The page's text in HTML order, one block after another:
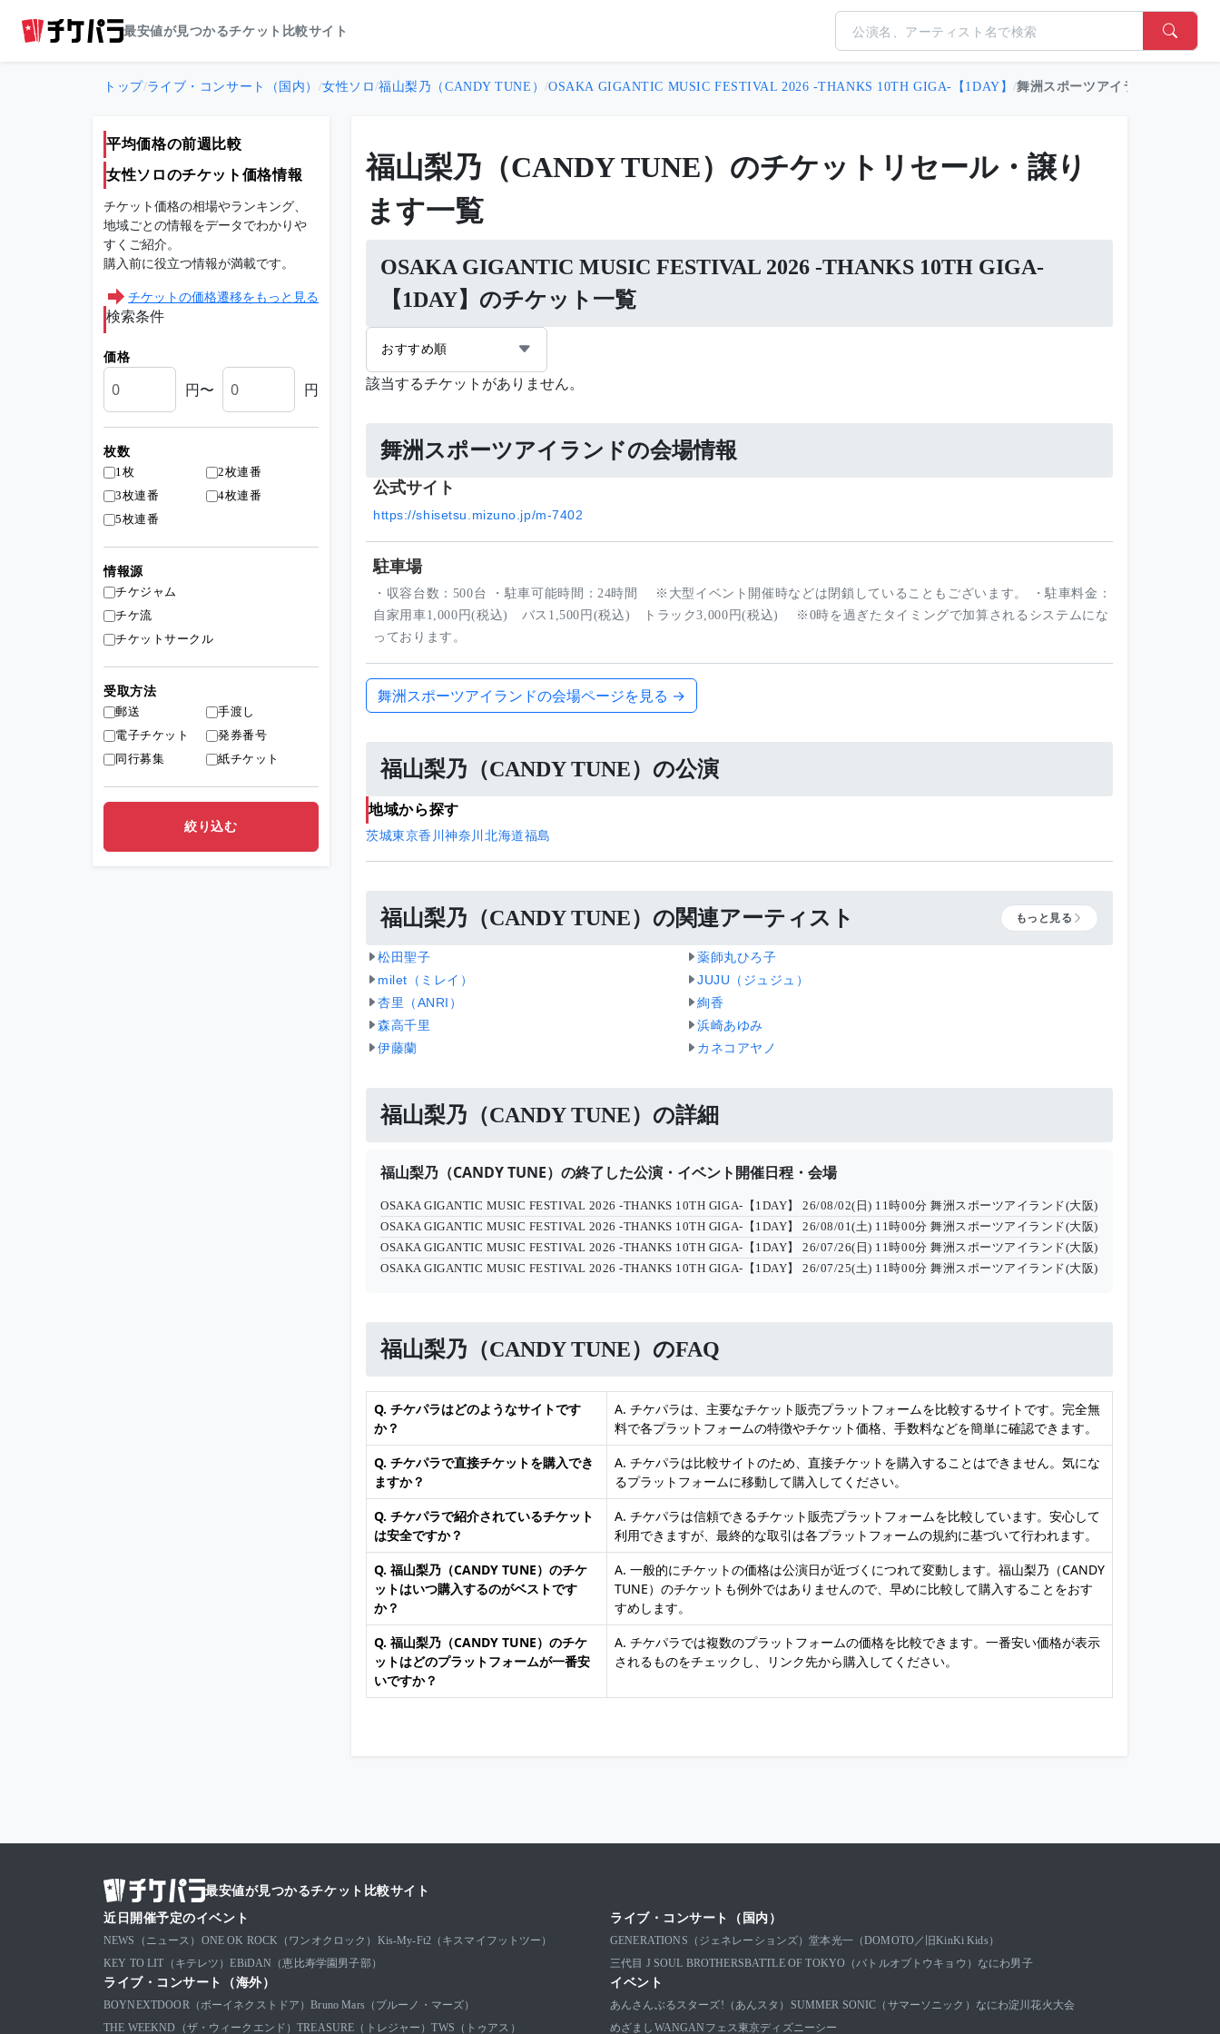
最安値が見つかるチケット比較サイト
トップ/ライブ・コンサート（国内） /女性ソロ/福山梨乃（CANDY TUNE）/OSAKA GIGANTIC MUSIC FESTIVAL 2026 -THANKS 10TH GIGA-【1DAY】/舞洲スポーツアイランド 26/07/
福山梨乃（CANDY TUNE）のチケットリセール・譲り
ます一覧
OSAKA GIGANTIC MUSIC FESTIVAL 2026 -THANKS 10TH GIGA-
【1DAY】のチケット一覧
おすすめ順
該当するチケットがありません。
舞洲スポーツアイランドの会場情報
公式サイト
https://shisetsu.mizuno.jp/m-7402
駐車場
・収容台数：500台 ・駐車可能時間：24時間 ※大型イベント開催時などは閉鎖していることもございます。 ・駐車料金：
自家用車1,000円(税込) バス1,500円(税込) トラック3,000円(税込) ※0時を過ぎたタイミングで加算されるシステムにな
っております。
舞洲スポーツアイランドの会場ページを見る →
福山梨乃（CANDY TUNE）の公演
地域から探す
茨城東京香川神奈川北海道福島
福山梨乃（CANDY TUNE）の関連アーティスト もっと見る
松田聖子
薬師丸ひろ子
milet（ミレイ）
JUJU（ジュジュ）
杏里（ANRI）
絢香
森高千里
浜崎あゆみ
伊藤蘭
カネコアヤノ
福山梨乃（CANDY TUNE）の詳細
福山梨乃（CANDY TUNE）の終了した公演・イベント開催日程・会場
OSAKA GIGANTIC MUSIC FESTIVAL 2026 -THANKS 10TH GIGA-【1DAY】 26/08/02(日) 11時00分 舞洲スポーツアイランド(大阪)
OSAKA GIGANTIC MUSIC FESTIVAL 2026 -THANKS 10TH GIGA-【1DAY】
26/08/01(土) 11時00分 舞洲スポーツアイランド(大阪)
OSAKA GIGANTIC MUSIC FESTIVAL 2026 -THANKS 10TH GIGA-【1DAY】
26/07/26(日) 11時00分 舞洲スポーツアイランド(大阪)
OSAKA GIGANTIC MUSIC FESTIVAL 2026 -THANKS 10TH GIGA-【1DAY】
26/07/25(土) 11時00分 舞洲スポーツアイランド(大阪)
福山梨乃（CANDY TUNE）のFAQ
Q. チケパラはどのようなサイトです
か？
A. チケパラは、主要なチケット販売プラットフォームを比較するサイトです。完全無
料で各プラットフォームの特徴やチケット価格、手数料などを簡単に確認できます。
Q. チケパラで直接チケットを購入でき
ますか？
A. チケパラは比較サイトのため、直接チケットを購入することはできません。気にな
るプラットフォームに移動して購入してください。
Q. チケパラで紹介されているチケット
は安全ですか？
A. チケパラは信頼できるチケット販売プラットフォームを比較しています。安心して
利用できますが、最終的な取引は各プラットフォームの規約に基づいて行われます。
Q. 福山梨乃（CANDY TUNE）のチケ
ットはいつ購入するのがベストです
か？
A. 一般的にチケットの価格は公演日が近づくにつれて変動します。福山梨乃（CANDY
TUNE）のチケットも例外ではありませんので、早めに比較して購入することをおす
すめします。
Q. 福山梨乃（CANDY TUNE）のチケ
ットはどのプラットフォームが一番安
いですか？
A. チケパラでは複数のプラットフォームの価格を比較できます。一番安い価格が表示
されるものをチェックし、リンク先から購入してください。
平均価格の前週比較
女性ソロのチケット価格情報
チケット価格の相場やランキング、
地域ごとの情報をデータでわかりや
すくご紹介。
購入前に役立つ情報が満載です。
チケットの価格遷移をもっと見る
検索条件
価格
円〜 円
枚数
1枚
2枚連番
3枚連番
4枚連番
5枚連番
情報源
チケジャム
チケ流
チケットサークル
受取方法
郵送
手渡し
電子チケット
発券番号
同行募集
紙チケット
最安値が見つかるチケット比較サイト
近日開催予定のイベント
NEWS（ニュース） ONE OK ROCK（ワンオクロック） Kis-My-Ft2（キスマイフットツー）
KEY TO LIT（キテレツ）EBiDAN（恵比寿学園男子部）
ライブ・コンサート（国内）
GENERATIONS（ジェネレーションズ）堂本光一（DOMOTO／旧KinKi Kids）
三代目 J SOUL BROTHERSBATTLE OF TOKYO（バトルオブトウキョウ） なにわ男子
ライブ・コンサート（海外）
BOYNEXTDOOR（ボーイネクストドア）Bruno Mars（ブルーノ・マーズ）
THE WEEKND（ザ・ウィークエンド）TREASURE（トレジャー）TWS（トゥアス）
イベント
あんさんぶるスターズ!（あんスタ） SUMMER SONIC（サマーソニック） なにわ淀川花火大会
めざましWANGANフェス東京ディズニーシー